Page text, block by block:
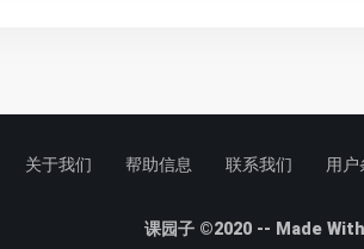
关于我们 帮助信息 联系我们 用户
课园子 ©2020 -- Made With